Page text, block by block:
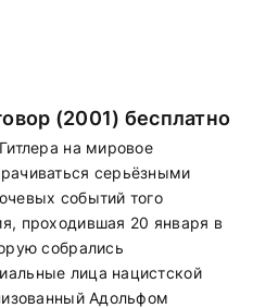
(2001) бесплатно
на мировое
серьёзными
событий того
проходившая 20 января в
собрались
лица нацистской
Адольфом